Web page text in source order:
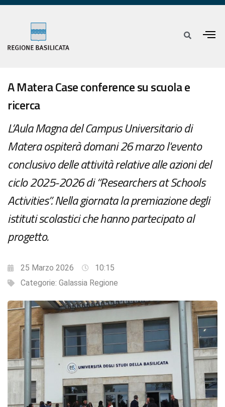
A Matera Case conference su scuola e
ricerca
L’Aula Magna del Campus Universitario di
Matera ospiterà domani 26 marzo l'evento
conclusivo delle attività relative alle azioni del
ciclo 2025-2026 di “Researchers at Schools
Activities”. Nella giornata la premiazione degli
istituti scolastici che hanno partecipato al
progetto.
25 Marzo 2026
10:15
Categorie: Galassia Regione